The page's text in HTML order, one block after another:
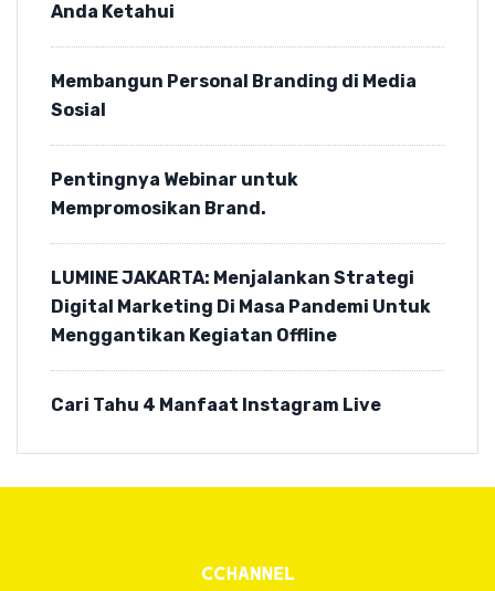
Anda Ketahui
Membangun Personal Branding di Media
Sosial
Pentingnya Webinar untuk
Mempromosikan Brand.
LUMINE JAKARTA: Menjalankan Strategi
Digital Marketing Di Masa Pandemi Untuk
Menggantikan Kegiatan Offline
Cari Tahu 4 Manfaat Instagram Live